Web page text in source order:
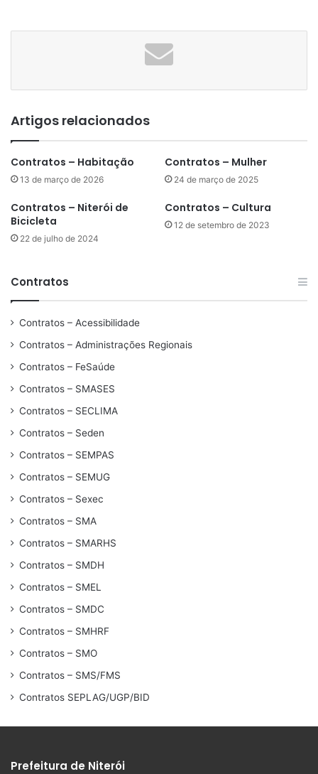
Artigos relacionados
Contratos – Habitação
13 de março de 2026
Contratos – Mulher
24 de março de 2025
Contratos – Niterói de
Bicicleta
22 de julho de 2024
Contratos – Cultura
12 de setembro de 2023
Contratos
Contratos – Acessibilidade
Contratos – Administrações Regionais
Contratos – FeSaúde
Contratos – SMASES
Contratos – SECLIMA
Contratos – Seden
Contratos – SEMPAS
Contratos – SEMUG
Contratos – Sexec
Contratos – SMA
Contratos – SMARHS
Contratos – SMDH
Contratos – SMEL
Contratos – SMDC
Contratos – SMHRF
Contratos – SMO
Contratos – SMS/FMS
Contratos SEPLAG/UGP/BID
Prefeitura de Niterói